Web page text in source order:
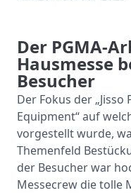
Der PGMA-
Hausmesse
Besucher
Der Fokus der
Equipment“ auf
vorgestellt wurde,
Themenfeld
der Besucher war
Messecrew die tolle